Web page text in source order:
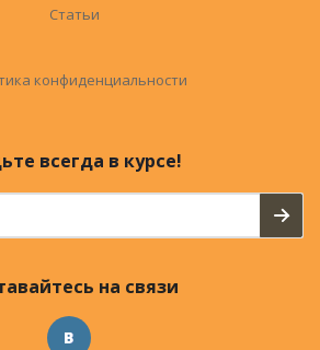
Статьи
конфиденциальности
всегда в курсе!
на связи